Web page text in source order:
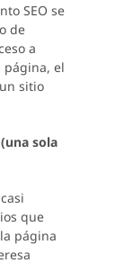
SEO se
de
a
página, el
sitio
sola
que
página